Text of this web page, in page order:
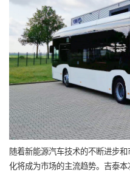
随着新能源汽车技术的不断进步
化将成为市场的主流趋势。吉泰